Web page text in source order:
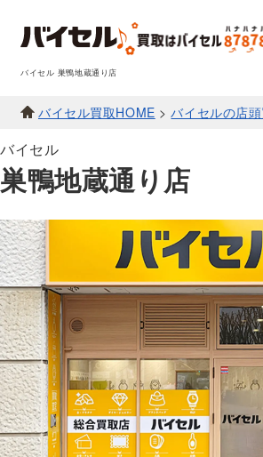
バイセル 巣鴨地蔵通り店
バイセル買取HOME >バイセルの店頭
バイセル
巣鴨地蔵通り店